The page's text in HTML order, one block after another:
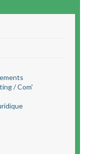
/ Com'